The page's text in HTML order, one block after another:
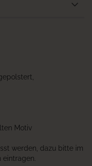
Motiv
werden, dazu bitte im